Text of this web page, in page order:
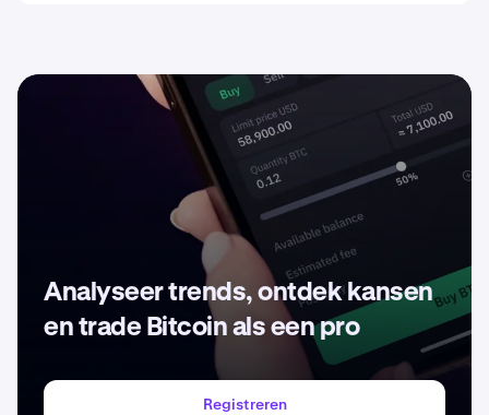
Analyseer trends, ontdek kansen
en trade Bitcoin als een pro
Registreren